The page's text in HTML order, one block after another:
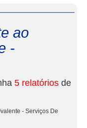
ao
-
5 relatórios de
- Serviços De